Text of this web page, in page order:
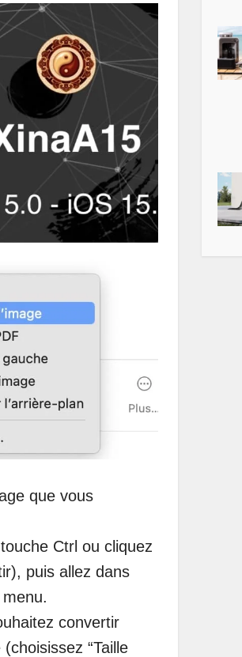
que vous
Ctrl ou cliquez
puis allez dans
menu.
convertir
“Taille